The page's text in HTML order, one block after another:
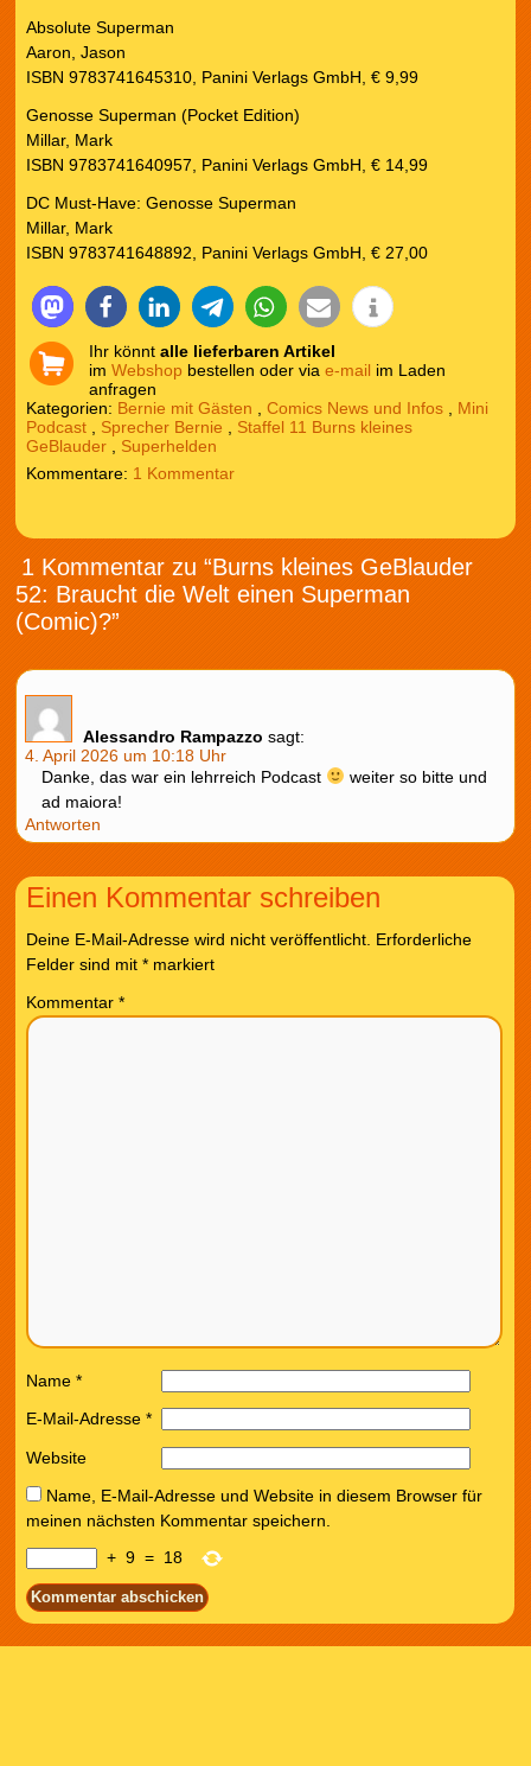
Absolute Superman
Aaron, Jason
ISBN 9783741645310, Panini Verlags GmbH, € 9,99
Genosse Superman (Pocket Edition)
Millar, Mark
ISBN 9783741640957, Panini Verlags GmbH, € 14,99
DC Must-Have: Genosse Superman
Millar, Mark
ISBN 9783741648892, Panini Verlags GmbH, € 27,00
Ihr könnt alle lieferbaren Artikel
im Webshop bestellen oder via e-mail im Laden
anfragen
Kategorien: Bernie mit Gästen Comics News und Infos, Mini
Podcast, Sprecher Bernie
Staffel 11 Burns kleines
GeBlauder, Superhelden
1 Kommentar
1 Kommentar zu “Burns kleines GeBlauder
52: Braucht die Welt einen Superman
(Comic)?”
Alessandro Rampazzo sagt:
4. April 2026 um 10:18 Uhr
Danke, das war ein lehrreich Podcast
weiter so bitte und
ad maiora!
Antworten
Einen Kommentar schreiben
Deine E-Mail-Adresse wird nicht veröffentlicht. Erforderliche
Felder sind mit *markiert
Kommentar *
Name *
E-Mail-Adresse *
Website
Name, E-Mail-Adresse und Website in diesem Browser für
meinen nächsten Kommentar speichern.
+ 9 = 18